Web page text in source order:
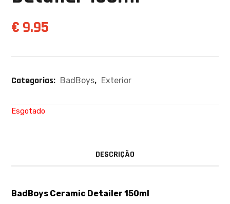
€ 9.95
Categorias: BadBoys, Exterior
Esgotado
DESCRIÇÃO
BadBoys Ceramic Detailer 150ml